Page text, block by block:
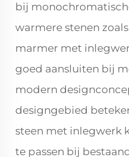
bij
warmere stenen
marmer met
goed aansluiten bij
modern
designgebied
steen met inlegwerk
te passen bij